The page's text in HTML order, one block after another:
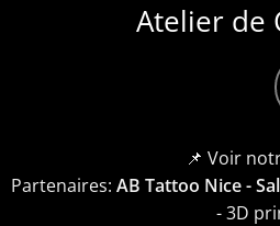
Atelier de
📌 Voir
Partenaires: AB Tattoo Nice -
- 3D